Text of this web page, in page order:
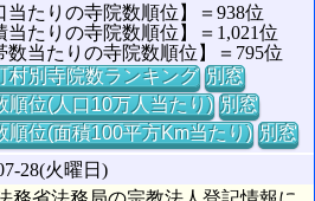
当たりの寺院数順位】＝938位
当たりの寺院数順位】＝1,021位
数当たりの寺院数順位】＝795位
村別寺院数ランキング 別窓
順位(人口10万人当たり) 別窓
順位(面積100平方Km当たり) 別窓
28(火曜日)